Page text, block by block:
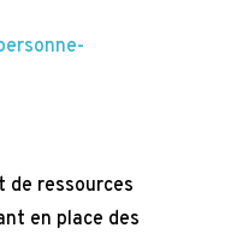
de ressources
en place des